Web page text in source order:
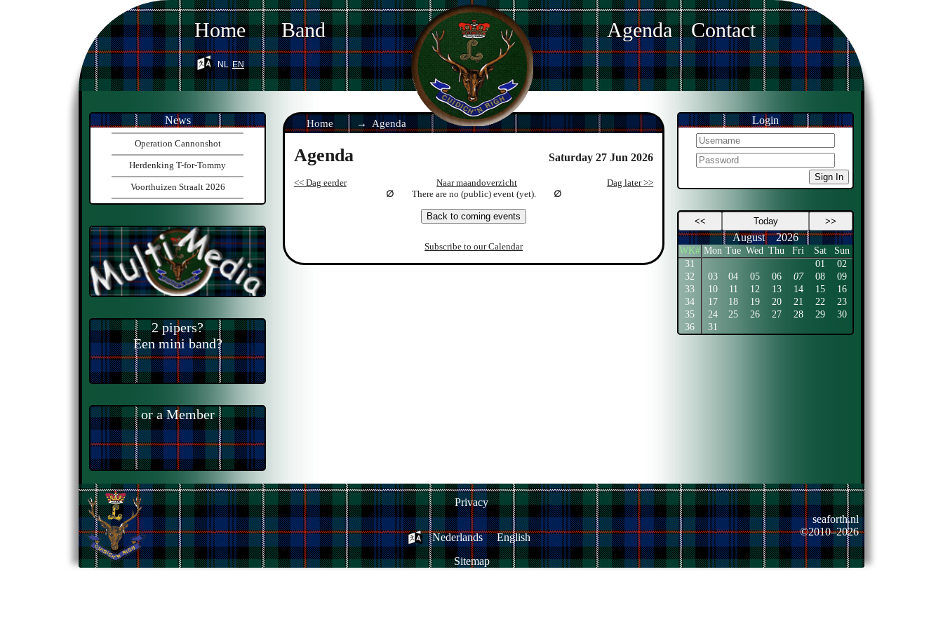
Home Band Agenda Contact
nl en
Home Agenda
Agenda Saturday 27 Jun 2026
<< Dag eerder Naar maandoverzicht
Dag later >>
There are no (public) event (yet).
Back to coming events
Subscribe to our Calendar
News
Operation Cannonshot
Herdenking T-for-Tommy
Voorthuizen Straalt 2026
2 pipers?
Een mini band?
or a Member
Login
Sign In
<< Today >>
August 2026
WK# Mon Tue Wed Thu Fri Sat
Sun
31
01
02
32
03 04 05 06 07 08
09
33
10 11 12 13 14 15
16
34
17 18 19 20 21 22
23
35
24 25 26 27 28 29
30
36
31
Privacy
Nederlands
English
Sitemap
seaforth.nl
©2010–2026